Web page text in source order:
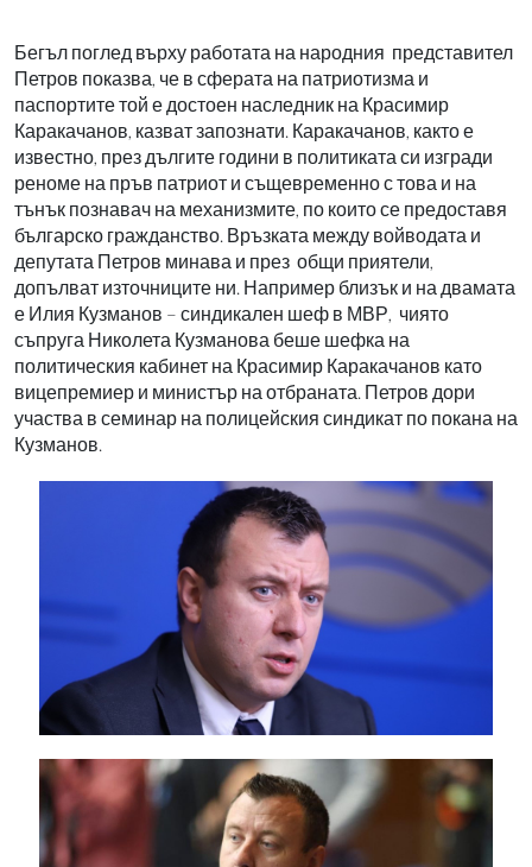
Бегъл поглед върху работата на народния представител
Петров показва, че в сферата на патриотизма и
паспортите той е достоен наследник на Красимир
Каракачанов, казват запознати. Каракачанов, както е
известно, през дългите години в политиката си изгради
реноме на пръв патриот и същевременно с това и на
тънък познавач на механизмите, по които се предоставя
българско гражданство. Връзката между войводата и
депутата Петров минава и през общи приятели,
допълват източниците ни. Например близък и на двамата
е Илия Кузманов – синдикален шеф в МВР, чиято
съпруга Николета Кузманова беше шефка на
политическия кабинет на Красимир Каракачанов като
вицепремиер и министър на отбраната. Петров дори
участва в семинар на полицейския синдикат по покана на
Кузманов.